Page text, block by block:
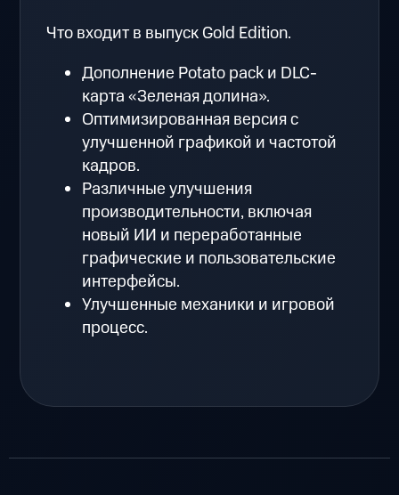
Что входит в выпуск Gold Edition.
Дополнение Potato pack и DLC-
карта «Зеленая долина».
Оптимизированная версия с
улучшенной графикой и частотой
кадров.
Различные улучшения
производительности, включая
новый ИИ и переработанные
графические и пользовательские
интерфейсы.
Улучшенные механики и игровой
процесс.